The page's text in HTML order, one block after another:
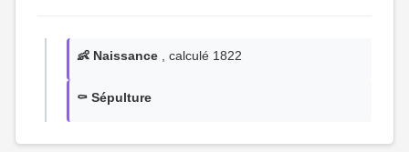
👶 Naissance , calculé 1822
⚰️ Sépulture